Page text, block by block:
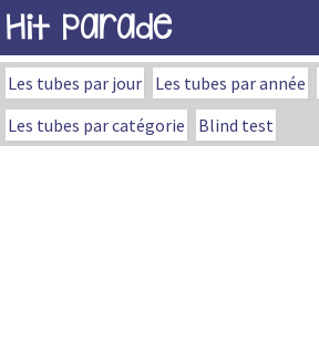
Hit Parade
Les tubes par jour Les tubes par année
Les tubes par catégorie
Blind test